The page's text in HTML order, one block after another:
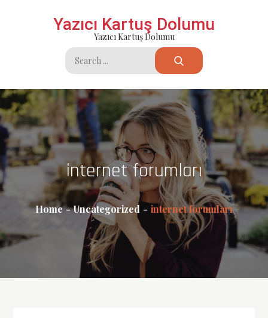
Yazıcı Kartuş Dolumu
Yazıcı Kartuş Dolumu
Search
for:
internet forumları
Home Uncategorized internet forumları